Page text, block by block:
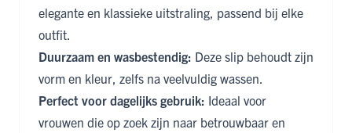
elegante en klassieke uitstraling, passend bij elke
outfit.
Duurzaam en wasbestendig: Deze slip behoudt zijn
vorm en kleur, zelfs na veelvuldig wassen.
Perfect voor dagelijks gebruik: Ideaal voor
vrouwen die op zoek zijn naar betrouwbaar en